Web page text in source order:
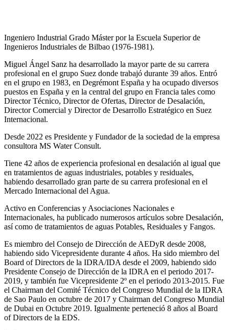
Ingeniero Industrial Grado Máster por la Escuela Superior de
Ingenieros Industriales de Bilbao (1976-1981).
Miguel Ángel Sanz ha desarrollado la mayor parte de su carrera
profesional en el grupo Suez donde trabajó durante 39 años. Entró
en el grupo en 1983, en Degrémont España y ha ocupado diversos
puestos en España y en la central del grupo en Francia tales como
Director Técnico, Director de Ofertas, Director de Desalación,
Director Comercial y Director de Desarrollo Estratégico en Suez
Internacional.
Desde 2022 es Presidente y Fundador de la sociedad de la empresa
consultora MS Water Consult.
Tiene 42 años de experiencia profesional en desalación al igual que
en tratamientos de aguas industriales, potables y residuales,
habiendo desarrollado gran parte de su carrera profesional en el
Mercado Internacional del Agua.
Activo en Conferencias y Asociaciones Nacionales e
Internacionales, ha publicado numerosos artículos sobre Desalación,
así como de tratamientos de aguas Potables, Residuales y Fangos.
Es miembro del Consejo de Dirección de AEDyR desde 2008,
habiendo sido Vicepresidente durante 4 años. Ha sido miembro del
Board of Directors de la IDRA/IDA desde el 2009, habiendo sido
Presidente Consejo de Dirección de la IDRA en el periodo 2017-
2019, y también fue Vicepresidente 2º en el periodo 2013-2015. Fue
el Chairman del Comité Técnico del Congreso Mundial de la IDRA
de Sao Paulo en octubre de 2017 y Chairman del Congreso Mundial
de Dubai en Octubre 2019. Igualmente perteneció 8 años al Board
of Directors de la EDS.